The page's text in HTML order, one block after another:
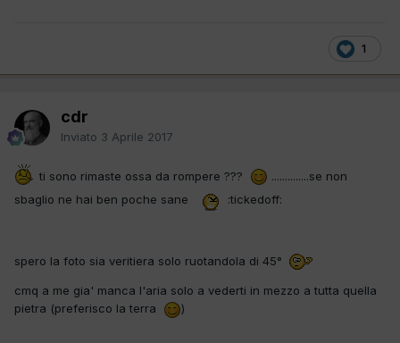
1
cdr
Inviato 3 Aprile 2017
ti sono rimaste ossa da rompere ???
..............se non
sbaglio ne hai ben poche sane
:tickedoff:
spero la foto sia veritiera solo ruotandola di 45°
cmq a me gia' manca l'aria solo a vederti in mezzo a tutta quella
pietra (preferisco la terra
)